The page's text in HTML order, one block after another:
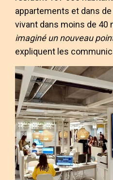
appartements et dans
vivant dans moins de 40
imaginé un nouveau
expliquent les